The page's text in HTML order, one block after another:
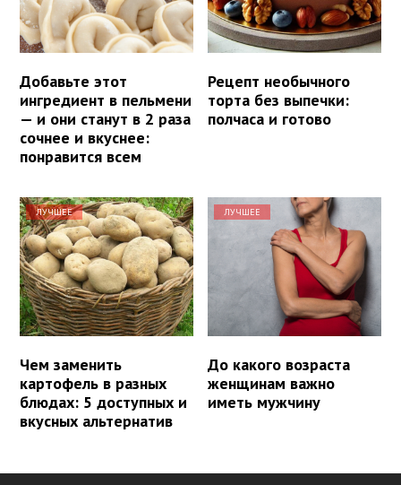
Добавьте этот
ингредиент в пельмени
— и они станут в 2 раза
сочнее и вкуснее:
понравится всем
Рецепт необычного
торта без выпечки:
полчаса и готово
ЛУЧШЕЕ
Чем заменить
картофель в разных
блюдах: 5 доступных и
вкусных альтернатив
ЛУЧШЕЕ
До какого возраста
женщинам важно
иметь мужчину